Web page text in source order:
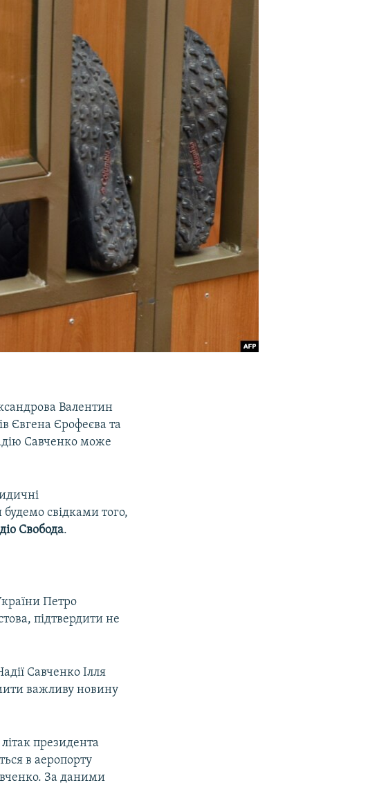
Валентин
Євгена Єрофеєва та
Савченко може
свідками того,
Свобода.
Петро
підтвердити не
Савченко Ілля
важливу новину
президента
в аеропорту
За даними